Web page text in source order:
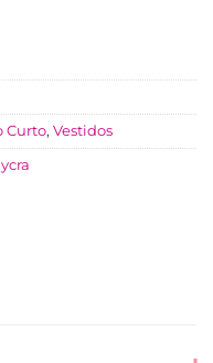
Curto, Vestidos